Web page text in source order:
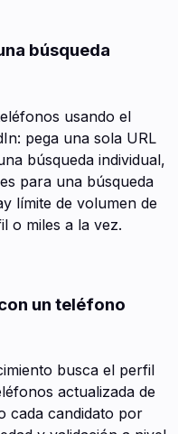
búsqueda
usando el
pega una sola URL
búsqueda individual,
para una búsqueda
límite de volumen de
o miles a la vez.
un teléfono
busca el perfil
actualizada de
cada candidato por